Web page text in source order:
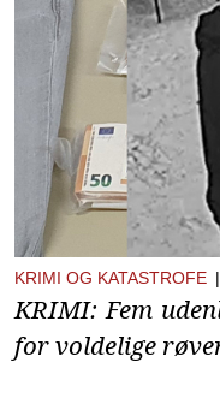
KRIMI OG KATASTROFE
KRIMI: Fem
for voldelige